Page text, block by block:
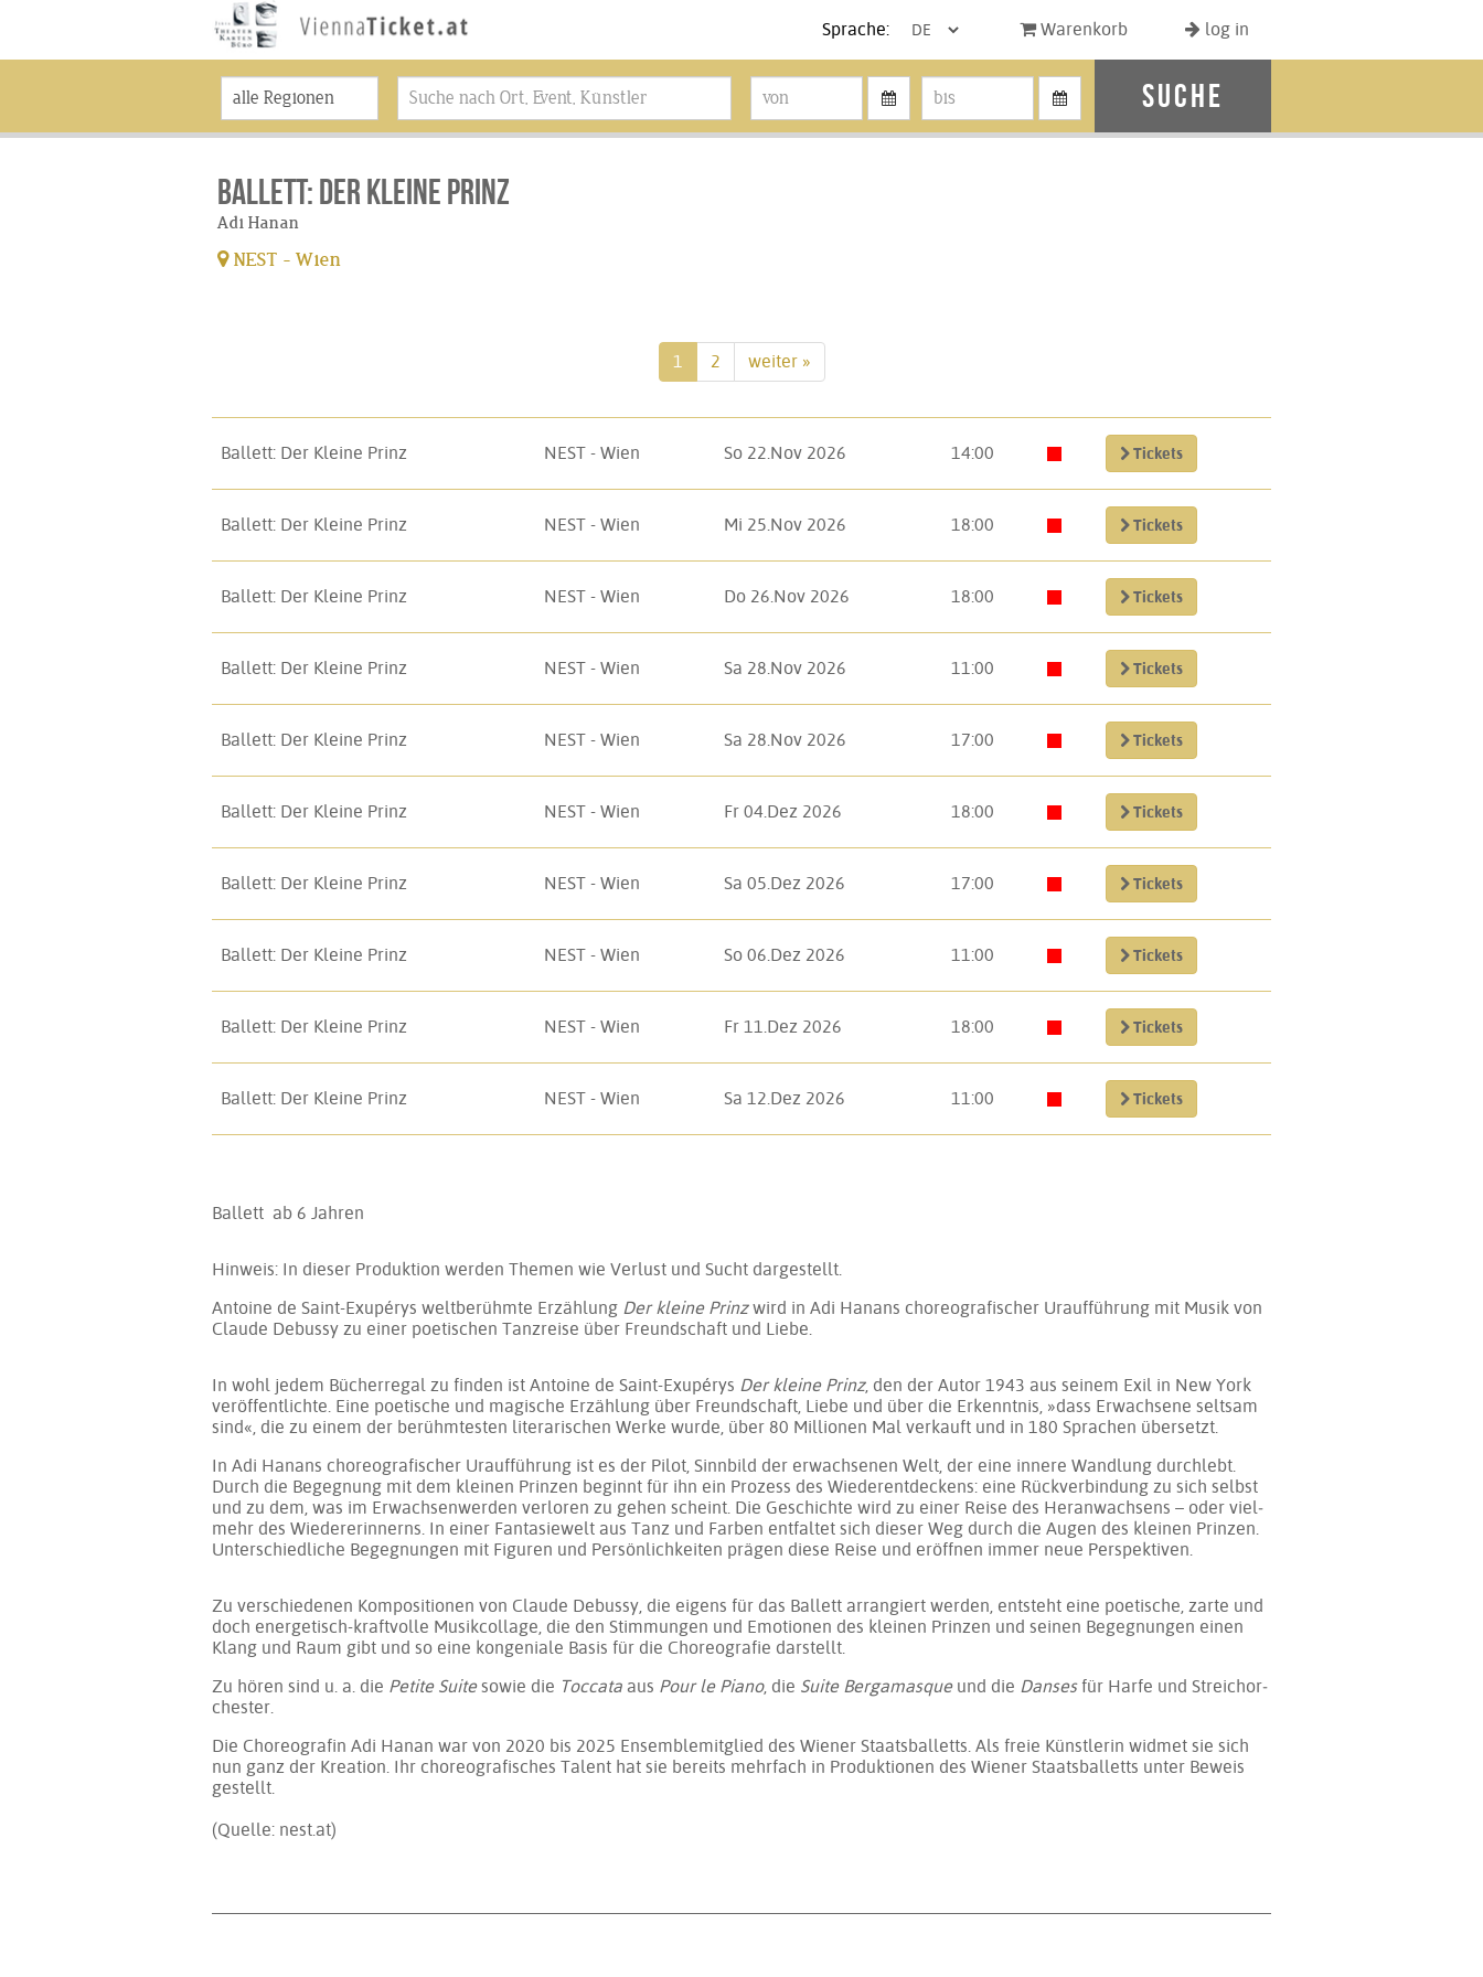
Sprache: Warenkorb log in
Suche
Ballett: Der Kleine Prinz
Adi Hanan
NEST - Wien
1 2 weiter »
Ballett: Der Kleine Prinz NEST - Wien So 22.Nov 2026 14:00 Tickets
Ballett: Der Kleine Prinz NEST - Wien Mi 25.Nov 2026 18:00 Tickets
Ballett: Der Kleine Prinz NEST - Wien Do 26.Nov 2026 18:00 Tickets
Ballett: Der Kleine Prinz NEST - Wien Sa 28.Nov 2026 11:00 Tickets
Ballett: Der Kleine Prinz NEST - Wien Sa 28.Nov 2026 17:00 Tickets
Ballett: Der Kleine Prinz NEST - Wien Fr 04.Dez 2026 18:00 Tickets
Ballett: Der Kleine Prinz NEST - Wien Sa 05.Dez 2026 17:00 Tickets
Ballett: Der Kleine Prinz NEST - Wien So 06.Dez 2026 11:00 Tickets
Ballett: Der Kleine Prinz NEST - Wien Fr 11.Dez 2026 18:00 Tickets
Ballett: Der Kleine Prinz NEST - Wien Sa 12.Dez 2026 11:00 Tickets
Ballett ab 6 Jahren
Hin­weis: In die­ser Pro­duk­ti­on wer­den The­men wie Ver­lust und Sucht dar­ge­stellt.
Antoine de Saint-Exupérys welt­be­rühm­te Er­zäh­lung Der kleine Prinzwird in Adi Hanans cho­reo­gra­fi­scher Ur­auf­füh­rung mit Mu­sik von
Claude Debussy zu ei­ner poe­ti­schen Tanz­rei­se über Freund­schaft und Lie­be.
In wohl je­dem Bü­cher­re­gal zu fin­den ist Antoine de Saint-Exupérys Der kleine Prinz, den der Au­tor 1943 aus sei­nem Exil in New York
ver­öf­fent­lich­te. Ei­ne poe­ti­sche und ma­gi­sche Er­zäh­lung über Freund­schaft, Lie­be und über die Er­kennt­nis, »dass Er­wach­se­ne selt­sam
sind«, die zu ei­nem der be­rühm­tes­ten li­te­ra­ri­schen Wer­ke wur­de, über 80 Mil­lio­nen Mal ver­kauft und in 180 Spra­chen über­setzt.
In Adi Hanans cho­reo­gra­fi­scher Ur­auf­füh­rung ist es der Pi­lot, Sinn­bild der er­wach­se­nen Welt, der ei­ne in­ne­re Wand­lung durch­lebt.
Durch die Be­geg­nung mit dem klei­nen Prin­zen be­ginnt für ihn ein Pro­zess des Wie­der­ent­de­ckens: ei­ne Rück­ver­bin­dung zu sich selbst
und zu dem, was im Er­wach­sen­wer­den ver­lo­ren zu ge­hen scheint. Die Ge­schich­te wird zu ei­ner Rei­se des Her­an­wach­sens – oder viel­
mehr des Wie­der­er­in­nerns. In ei­ner Fan­ta­sie­welt aus Tanz und Far­ben ent­fal­tet sich die­ser Weg durch die Au­gen des klei­nen Prin­zen.
Un­ter­schied­li­che Be­geg­nun­gen mit Fi­gu­ren und Per­sön­lich­kei­ten prä­gen die­se Rei­se und er­öff­nen im­mer neue Per­spek­ti­ven.
Zu ver­schie­de­nen Kom­po­si­tio­nen von Claude Debussy, die ei­gens für das Bal­lett ar­ran­giert wer­den, ent­steht ei­ne poe­ti­sche, zar­te und
doch ener­ge­tisch-kraft­vol­le Mu­sik­col­la­ge, die den Stim­mun­gen und Emo­tio­nen des klei­nen Prin­zen und sei­nen Be­geg­nun­gen ei­nen
Klang und Raum gibt und so ei­ne kon­ge­nia­le Ba­sis für die Cho­reo­gra­fie dar­stellt.
Zu hö­ren sind u. a. die Petite Suiteso­wie die Toccata aus Pour le Piano, die Suite Bergamasqueund die Dansesfür Har­fe und Streich­or­
ches­ter.
Die Cho­reo­gra­fin Adi Hanan war von 2020 bis 2025 En­sem­ble­mit­glied des Wiener Staatsballetts. Als freie Künst­le­rin wid­met sie sich
nun ganz der Krea­ti­on. Ihr cho­reo­gra­fi­sches Ta­lent hat sie be­reits mehr­fach in Pro­duk­tio­nen des Wiener Staatsballetts un­ter Be­weis
ge­stellt.
(Quelle: nest.at)